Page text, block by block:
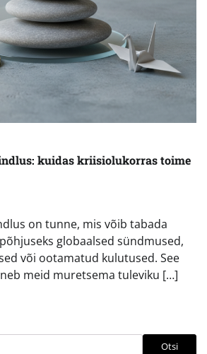
kuidas kriisiolukorras toime
on tunne, mis võib tabada
globaalsed sündmused,
või ootamatud kulutused. See
meid muretsema tuleviku […]
Otsi